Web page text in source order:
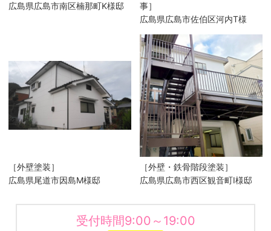
広島県広島市南区楠那町K様邸
事］
広島県広島市佐伯区河内T様
［外壁塗装］
広島県尾道市因島M様邸
［外壁・鉄骨階段塗装］
広島県広島市西区観音町I様邸
受付時間9:00～19:00